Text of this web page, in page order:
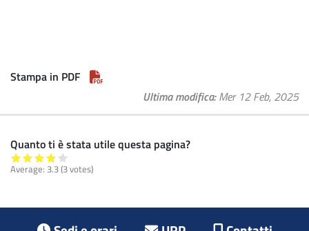
Stampa in PDF
Ultima modifica Mer 12 Feb, 2025
Quanto ti è stata utile questa pagina?
Average: 3.3(3 votes)